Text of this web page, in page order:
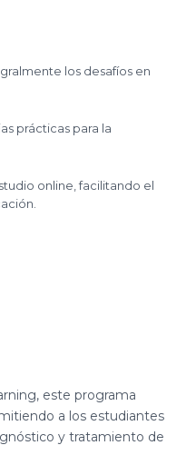
los desafíos en
prácticas para la
online, facilitando el
este programa
a los estudiantes
y tratamiento de